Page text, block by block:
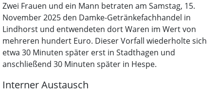
Zwei Frauen und ein Mann betraten am Samstag, 15.
November 2025 den Damke-Getränkefachhandel in
Lindhorst und entwendeten dort Waren im Wert von
mehreren hundert Euro. Dieser Vorfall wiederholte sich
etwa 30 Minuten später erst in Stadthagen und
anschließend 30 Minuten später in Hespe.
Interner Austausch